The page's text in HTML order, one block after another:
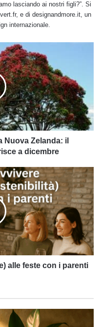
lasciando ai nostri figli?”. Si
e di designandmore.it, un
internazionale.
Nuova Zelanda: il
a dicembre
alle feste con i parenti